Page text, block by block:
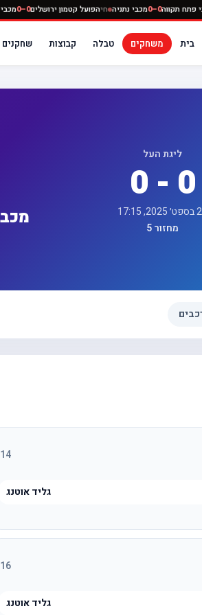
חימכבי פתח תקווה0–0 מכבי נתניה חיהפועל קטמון
בית משחקים טבלה קבוצות שחקנים
ליגת העל
0 - 0
17:15
מחזור 5
14
גליד אוטנג
16
גליד אוטנג